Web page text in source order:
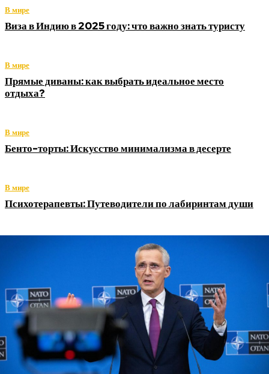
В мире
Виза в Индию в 2025 году: что важно знать туристу
В мире
Прямые диваны: как выбрать идеальное место
отдыха?
В мире
Бенто-торты: Искусство минимализма в десерте
В мире
Психотерапевты: Путеводители по лабиринтам души